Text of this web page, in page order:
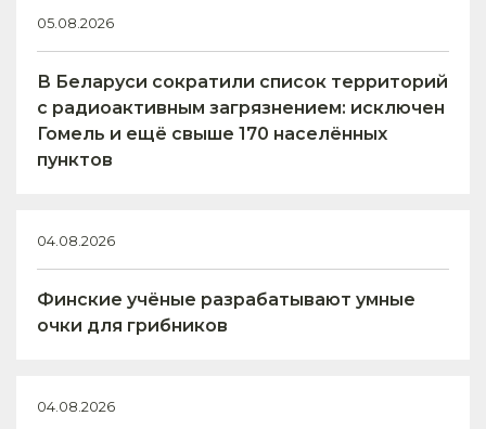
05.08.2026
В Беларуси сократили список территорий
с радиоактивным загрязнением: исключен
Гомель и ещё свыше 170 населённых
пунктов
04.08.2026
Финские учёные разрабатывают умные
очки для грибников
04.08.2026